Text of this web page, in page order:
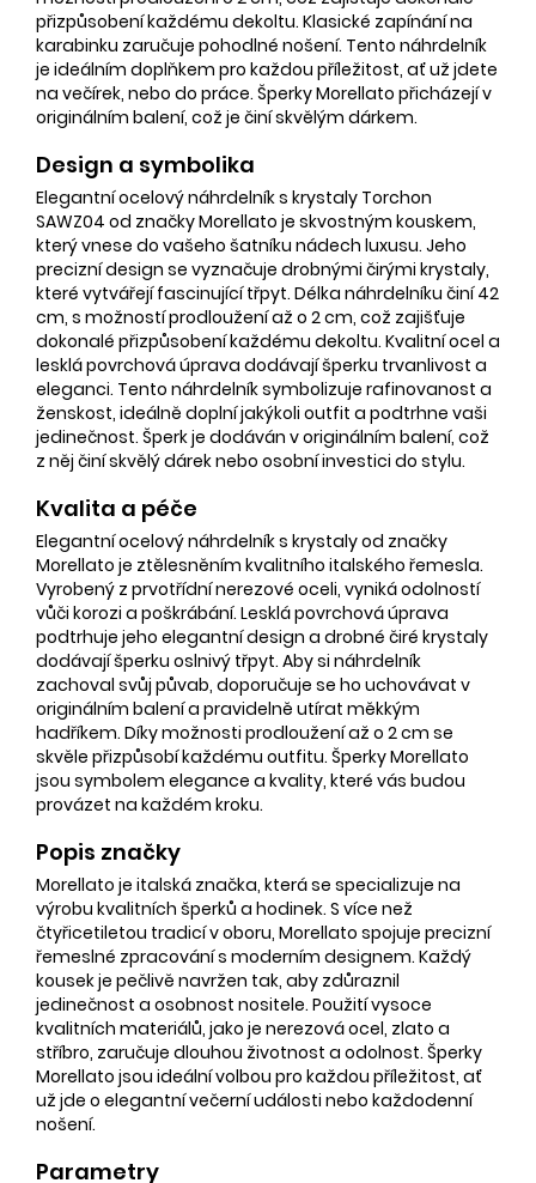
přizpůsobení každému dekoltu. Klasické zapínání na
karabinku zaručuje pohodlné nošení. Tento náhrdelník
je ideálním doplňkem pro každou příležitost, ať už jdete
na večírek, nebo do práce. Šperky Morellato přicházejí v
originálním balení, což je činí skvělým dárkem.
Design a symbolika
Elegantní ocelový náhrdelník s krystaly Torchon
SAWZ04 od značky Morellato je skvostným kouskem,
který vnese do vašeho šatníku nádech luxusu. Jeho
precizní design se vyznačuje drobnými čirými krystaly,
které vytvářejí fascinující třpyt. Délka náhrdelníku činí 42
cm, s možností prodloužení až o 2 cm, což zajišťuje
dokonalé přizpůsobení každému dekoltu. Kvalitní ocel a
lesklá povrchová úprava dodávají šperku trvanlivost a
eleganci. Tento náhrdelník symbolizuje rafinovanost a
ženskost, ideálně doplní jakýkoli outfit a podtrhne vaši
jedinečnost. Šperk je dodáván v originálním balení, což
z něj činí skvělý dárek nebo osobní investici do stylu.
Kvalita a péče
Elegantní ocelový náhrdelník s krystaly od značky
Morellato je ztělesněním kvalitního italského řemesla.
Vyrobený z prvotřídní nerezové oceli, vyniká odolností
vůči korozi a poškrábání. Lesklá povrchová úprava
podtrhuje jeho elegantní design a drobné čiré krystaly
dodávají šperku oslnivý třpyt. Aby si náhrdelník
zachoval svůj půvab, doporučuje se ho uchovávat v
originálním balení a pravidelně utírat měkkým
hadříkem. Díky možnosti prodloužení až o 2 cm se
skvěle přizpůsobí každému outfitu. Šperky Morellato
jsou symbolem elegance a kvality, které vás budou
provázet na každém kroku.
Popis značky
Morellato je italská značka, která se specializuje na
výrobu kvalitních šperků a hodinek. S více než
čtyřicetiletou tradicí v oboru, Morellato spojuje precizní
řemeslné zpracování s moderním designem. Každý
kousek je pečlivě navržen tak, aby zdůraznil
jedinečnost a osobnost nositele. Použití vysoce
kvalitních materiálů, jako je nerezová ocel, zlato a
stříbro, zaručuje dlouhou životnost a odolnost. Šperky
Morellato jsou ideální volbou pro každou příležitost, ať
už jde o elegantní večerní události nebo každodenní
nošení.
Parametry